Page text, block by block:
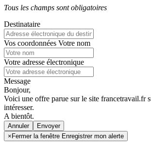
Tous les champs sont obligatoires
Destinataire
Vos coordonnées Votre nom
Votre adresse électronique
Message
Bonjour,
Voici une offre parue sur le site francetravail.fr
intéresser.
A bientôt.
Annuler
× Fermer la fenêtre Enregistrer mon alerte